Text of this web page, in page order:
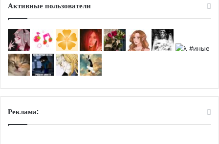
Активные пользователи
Реклама: